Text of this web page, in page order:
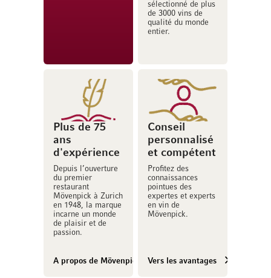
sélectionné de plus
de 3000 vins de
qualité du monde
entier.
Plus de 75
ans
d'expérience
Depuis l’ouverture
du premier
restaurant
Mövenpick à Zurich
en 1948, la marque
incarne un monde
de plaisir et de
passion.
A propos de Mövenpick Vins
Conseil
personnalisé
et compétent
Profitez des
connaissances
pointues des
expertes et experts
en vin de
Mövenpick.
Vers les avantages